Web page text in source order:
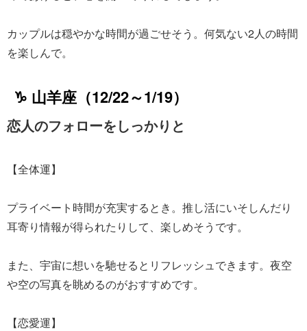
カップルは穏やかな時間が過ごせそう。何気ない2人の時間
を楽しんで。
♑ 山羊座（12/22～1/19）
恋人のフォローをしっかりと
【全体運】
プライベート時間が充実するとき。推し活にいそしんだり
耳寄り情報が得られたりして、楽しめそうです。
また、宇宙に想いを馳せるとリフレッシュできます。夜空
や空の写真を眺めるのがおすすめです。
【恋愛運】